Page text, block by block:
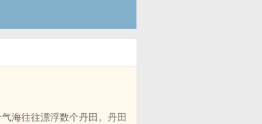
海往往漂浮数个丹田。丹田